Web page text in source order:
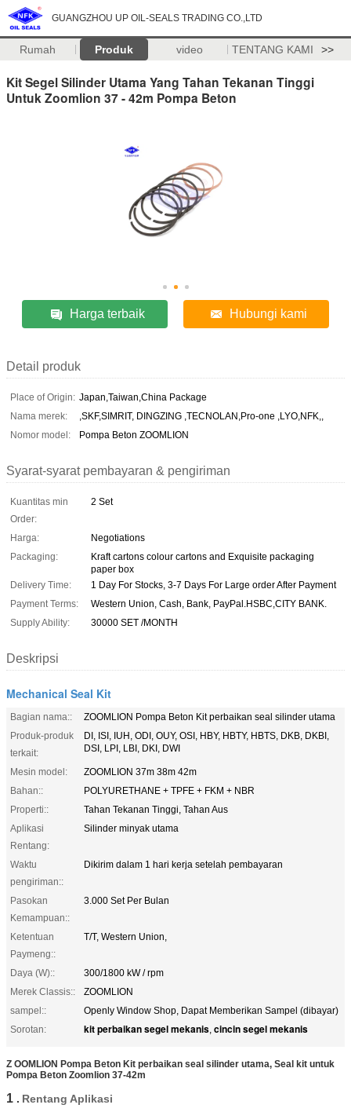
GUANGZHOU UP OIL-SEALS TRADING CO.,LTD
Rumah Produk video TENTANG KAMI >>
Kit Segel Silinder Utama Yang Tahan Tekanan Tinggi
Untuk Zoomlion 37 - 42m Pompa Beton
Harga terbaik Hubungi kami
Detail produk
Place of Origin: Japan,Taiwan,China Package
Nama merek:
,SKF,SIMRIT, DINGZING ,TECNOLAN,Pro-one ,LYO,NFK,,
Nomor model:
Pompa Beton ZOOMLION
Syarat-syarat pembayaran & pengiriman
Kuantitas min
Order:
2 Set
Harga:
Negotiations
Packaging:
Kraft cartons colour cartons and Exquisite packaging
paper box
Delivery Time:
1 Day For Stocks, 3-7 Days For Large order After Payment
Payment Terms:
Western Union, Cash, Bank, PayPal.HSBC,CITY BANK.
Supply Ability:
30000 SET /MONTH
Deskripsi
Mechanical Seal Kit
Bagian nama::
ZOOMLION Pompa Beton Kit perbaikan seal silinder utama
Produk-produk
terkait:
DI, ISI, IUH, ODI, OUY, OSI, HBY, HBTY, HBTS, DKB, DKBI,
DSI, LPI, LBI, DKI, DWI
Mesin model:
ZOOMLION 37m 38m 42m
Bahan::
POLYURETHANE + TPFE + FKM + NBR
Properti::
Tahan Tekanan Tinggi, Tahan Aus
Aplikasi
Rentang:
Silinder minyak utama
Waktu
pengiriman::
Dikirim dalam 1 hari kerja setelah pembayaran
Pasokan
Kemampuan::
3.000 Set Per Bulan
Ketentuan
Paymeng::
T/T, Western Union,
Daya (W)::
300/1800 kW / rpm
Merek Classis::
ZOOMLION
sampel::
Openly Window Shop, Dapat Memberikan Sampel (dibayar)
Sorotan:
kit perbaikan segel mekanis, cincin segel mekanis
Z OOMLION Pompa Beton Kit perbaikan seal silinder utama, Seal kit untuk
Pompa Beton Zoomlion 37-42m
1 . Rentang Aplikasi